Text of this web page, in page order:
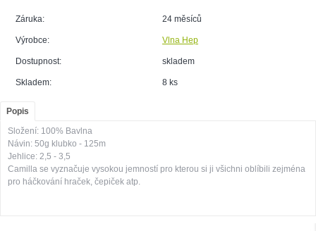
Záruka: 24 měsíců
Výrobce: Vlna Hep
Dostupnost: skladem
Skladem: 8 ks
Popis
Složení: 100% Bavlna
Návin: 50g klubko - 125m
Jehlice: 2,5 - 3,5
Camilla se vyznačuje vysokou jemností pro kterou si ji všichni oblíbili zejména
pro háčkování hraček, čepiček atp.